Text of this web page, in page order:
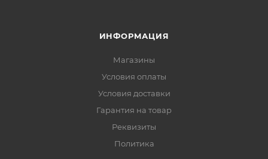
ИНФОРМАЦИЯ
Магазины
Условия оплаты
Условия доставки
Гарантия на товар
Реквизиты
Политика